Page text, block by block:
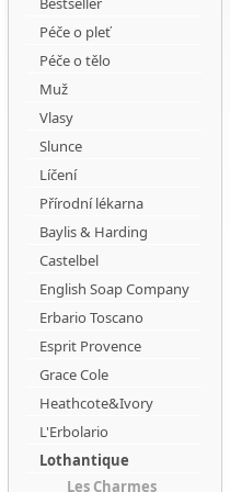
Péče o pleť
Péče o tělo
Muž
Vlasy
Slunce
Líčení
Přírodní lékarna
Baylis & Harding
Castelbel
English Soap Company
Erbario Toscano
Esprit Provence
Grace Cole
Heathcote&Ivory
L'Erbolario
Lothantique
Les Charmes